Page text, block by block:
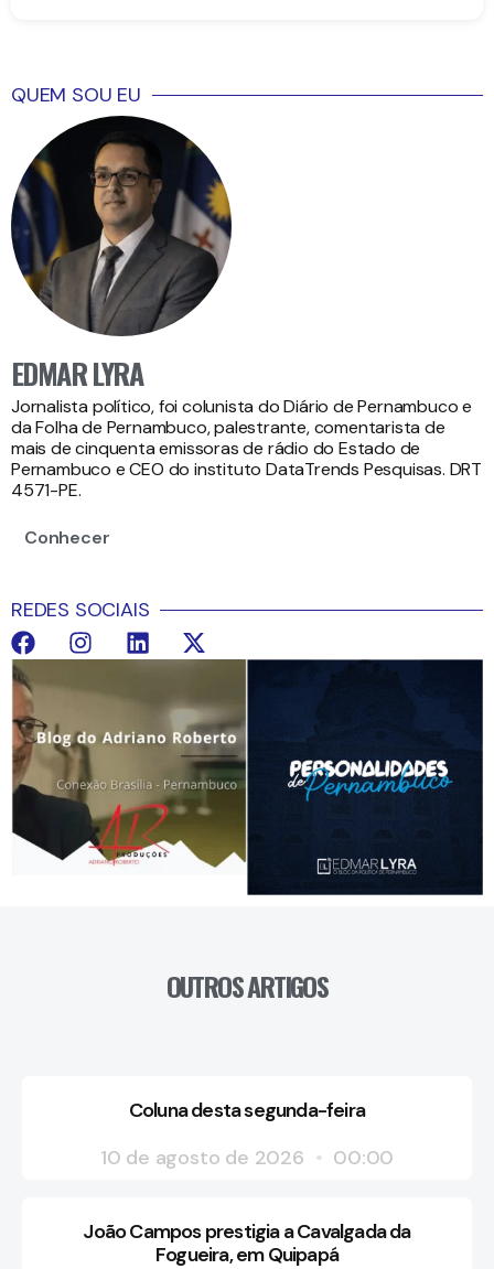
QUEM SOU EU
EDMAR LYRA
Jornalista político, foi colunista do Diário de Pernambuco e
da Folha de Pernambuco, palestrante, comentarista de
mais de cinquenta emissoras de rádio do Estado de
Pernambuco e CEO do instituto DataTrends Pesquisas. DRT
4571-PE.
Conhecer
REDES SOCIAIS
OUTROS ARTIGOS
Coluna desta segunda-feira
10 de agosto de 2026
00:00
João Campos prestigia a Cavalgada da
Fogueira, em Quipapá